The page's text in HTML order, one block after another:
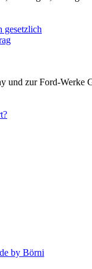
gesetzlich
und zur Ford-Werke
by Börni